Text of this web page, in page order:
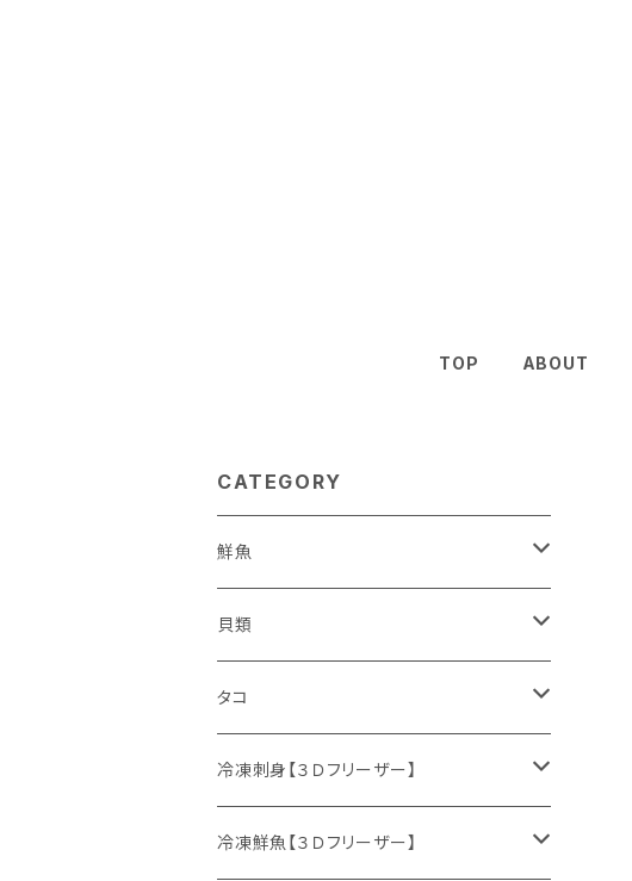
TOP ABOUT
CATEGORY
鮮魚
鮮魚セット
サケ
サクラマス
特別セット
貝類
ホタテ
カキ
タコ
ミズダコ
冷凍刺身【３Ｄフリーザー】
ニシン
冷凍鮮魚【３Ｄフリーザー】